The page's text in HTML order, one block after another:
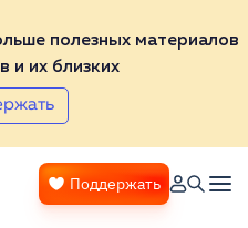
полезных материалов
и их близких
Поддержать